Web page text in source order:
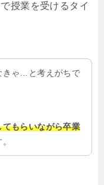
授業を受けるタイ
きゃ…と考えがちで
もらいながら卒業